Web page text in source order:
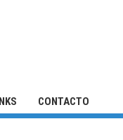
CONTACTO